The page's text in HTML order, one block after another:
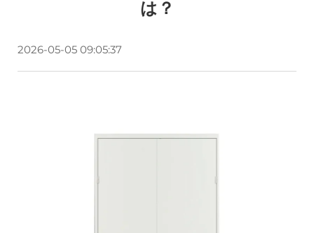
は？
2026-05-05 09:05:37